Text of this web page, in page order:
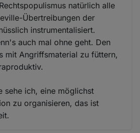
natürlich alle
Übertreibungen der
instrumentalisiert.
auch mal ohne geht. Den
mit Angriffsmaterial zu füttern,
sehe ich, eine möglichst
zu organisieren, das ist